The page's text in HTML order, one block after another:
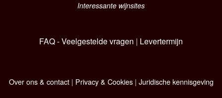
Interessante wijnsites
FAQ - Veelgestelde vragen | Levertermijn
Over ons & contact| Privacy & Cookies| Juridische kennisgeving